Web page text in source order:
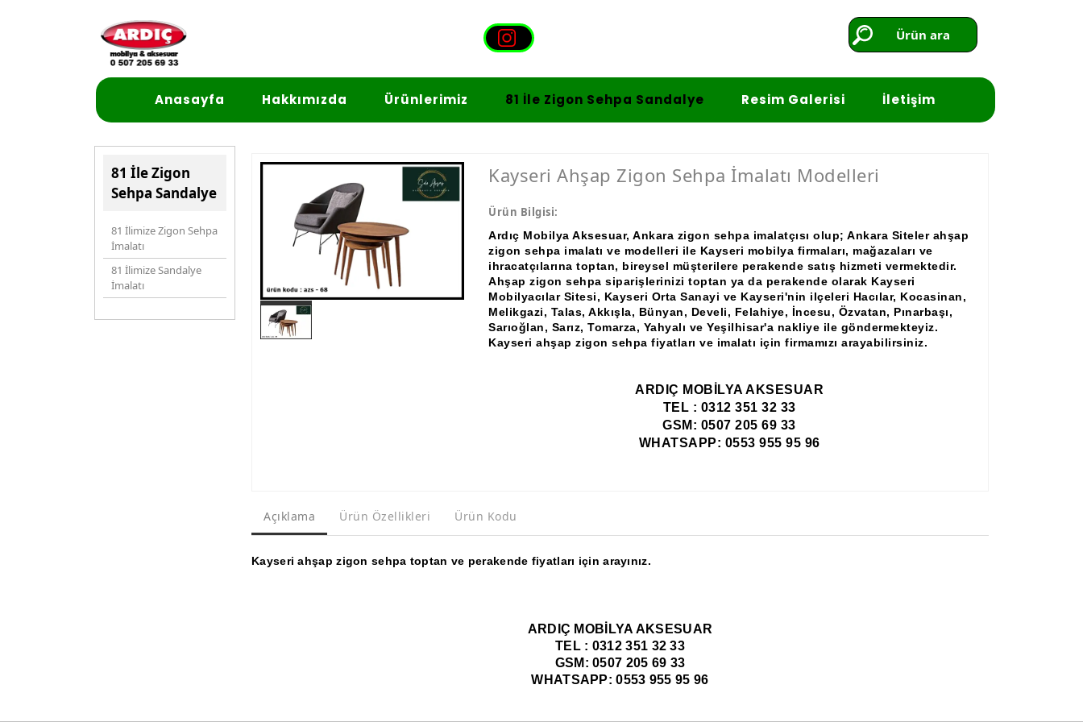
81 İle Zigon
Sehpa Sandalye
81 İlimize Zigon Sehpa
İmalatı
81 İlimize Sandalye
İmalatı
Kayseri Ahşap Zigon Sehpa İmalatı Modelleri
Ürün Bilgisi:
Ardıç Mobilya Aksesuar, Ankara zigon sehpa imalatçısı olup; Ankara Siteler ahşap
zigon sehpa imalatı ve modelleri ile Kayseri mobilya firmaları, mağazaları ve
ihracatçılarına toptan, bireysel müşterilere perakende satış hizmeti vermektedir.
Ahşap zigon sehpa siparişlerinizi toptan ya da perakende olarak Kayseri
Mobilyacılar Sitesi, Kayseri Orta Sanayi ve Kayseri'nin ilçeleri Hacılar, Kocasinan,
Melikgazi, Talas, Akkışla, Bünyan, Develi, Felahiye, İncesu, Özvatan, Pınarbaşı,
Sarıoğlan, Sarız, Tomarza, Yahyalı ve Yeşilhisar'a nakliye ile göndermekteyiz.
Kayseri ahşap zigon sehpa fiyatları ve imalatı için firmamızı arayabilirsiniz.
ARDIÇ MOBİLYA AKSESUAR
TEL : 0312 351 32 33
GSM: 0507 205 69 33
WHATSAPP: 0553 955 95 96
Açıklama Ürün Özellikleri Ürün Kodu
Kayseri ahşap zigon sehpa toptan ve perakende fiyatları için arayınız.
ARDIÇ MOBİLYA AKSESUAR
TEL : 0312 351 32 33
GSM: 0507 205 69 33
WHATSAPP: 0553 955 95 96
Ürün ara
Anasayfa Hakkımızda Ürünlerimiz 81 İle Zigon Sehpa Sandalye Resim Galerisi İletişim